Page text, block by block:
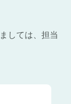
しては、担当